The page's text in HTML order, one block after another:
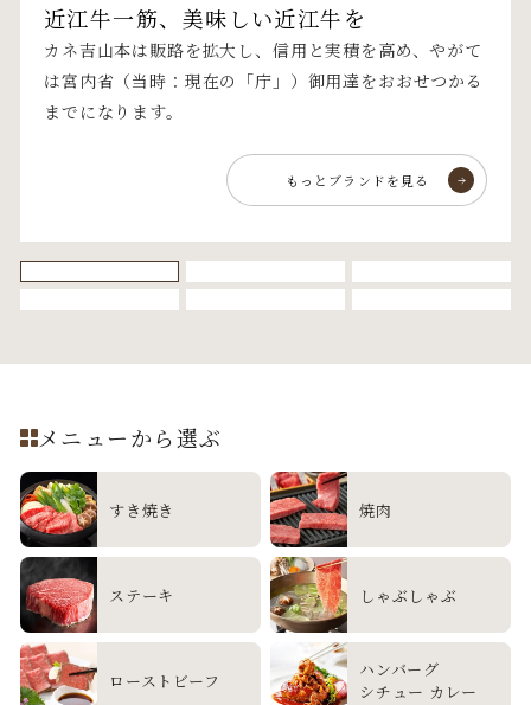
近江牛一筋、美味しい近江牛を
カネ吉山本は販路を拡大し、信用と実積を高め、やがて
は宮内省（当時：現在の「庁」）御用達をおおせつかる
までになります。
もっとブランドを見る
メニューから選ぶ
すき焼き 焼肉
ステーキ しゃぶしゃぶ
ローストビーフ
ハンバーグ
シチュー カレー